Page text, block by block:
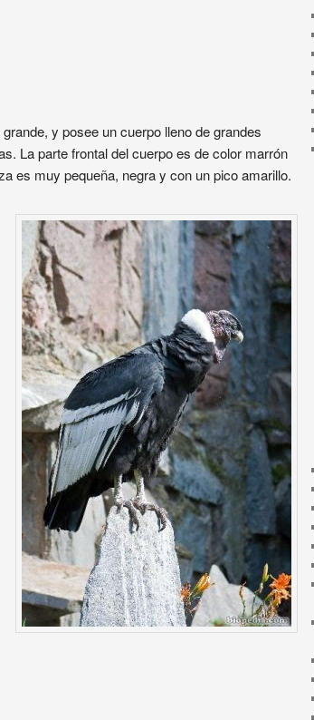
y posee un cuerpo lleno de grandes
La parte frontal del cuerpo es de color marrón
es muy pequeña, negra y con un pico amarillo.